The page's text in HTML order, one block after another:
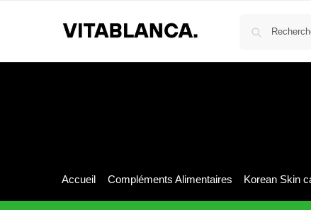
Accueil Compléments Alimentaires Korean Skin